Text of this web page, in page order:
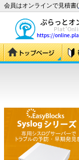
会員はオンラインで見積書(